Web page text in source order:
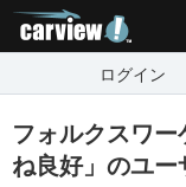
ログイン
フォルクスワ
ね良好」のユー